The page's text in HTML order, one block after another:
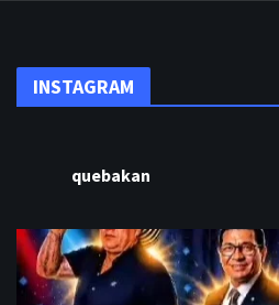
INSTAGRAM
quebakan